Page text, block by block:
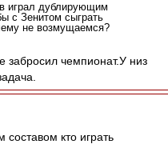
играл дублирующим
с Зенитом сыграть
не возмущаемся?
забросил чемпионат.У низ
составом кто играть